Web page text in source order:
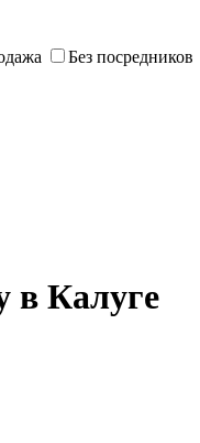
Без посредников
в Калуге